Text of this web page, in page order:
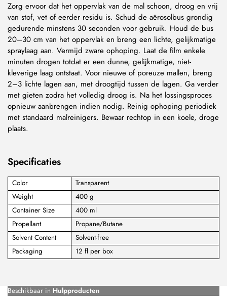
Zorg ervoor dat het oppervlak van de mal schoon, droog en vrij
van stof, vet of eerder residu is. Schud de aërosolbus grondig
gedurende minstens 30 seconden voor gebruik. Houd de bus
20–30 cm van het oppervlak en breng een lichte, gelijkmatige
spraylaag aan. Vermijd zware ophoping. Laat de film enkele
minuten drogen totdat er een dunne, gelijkmatige, niet-
kleverige laag ontstaat. Voor nieuwe of poreuze mallen, breng
2–3 lichte lagen aan, met droogtijd tussen de lagen. Ga verder
met gieten zodra het volledig droog is. Na het lossingsproces
opnieuw aanbrengen indien nodig. Reinig ophoping periodiek
met standaard malreinigers. Bewaar rechtop in een koele, droge
plaats.
Specificaties
Color
Transparent
Weight
400 g
Container Size
400 ml
Propellant
Propane/Butane
Solvent Content
Solvent-free
Packaging
12 fl per box
Beschikbaar in Hulpproducten